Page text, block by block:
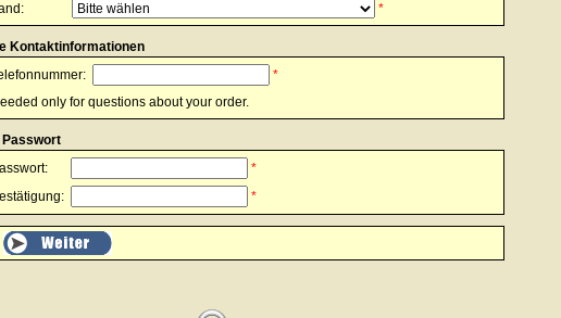
*
Kontaktinformationen
*
only for questions about your order.
Passwort
*
*